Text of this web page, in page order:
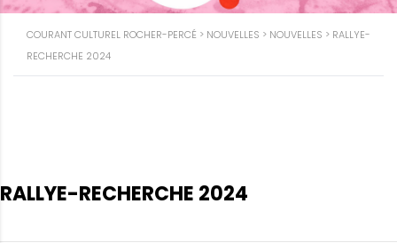
COURANT CULTUREL ROCHER-PERCÉ > NOUVELLES > NOUVELLES > RALLYE-
RECHERCHE 2024
RALLYE-RECHERCHE 2024